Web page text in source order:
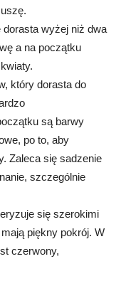
dorasta wyżej niż dwa
a na początku
który dorasta do
są barwy
po to, aby
Zaleca się sadzenie
szczególnie
się szerokimi
piękny pokrój. W
czerwony,